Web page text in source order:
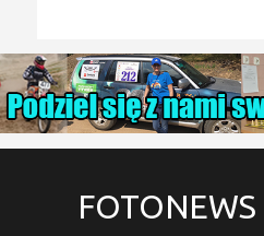
FOTONEWS